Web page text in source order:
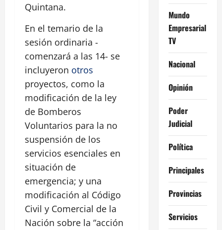
Quintana.
En el temario de la
sesión ordinaria -
comenzará a las 14- se
incluyeron otros
proyectos, como la
modificación de la ley
de Bomberos
Voluntarios para la no
suspensión de los
servicios esenciales en
situación de
emergencia; y una
modificación al Código
Civil y Comercial de la
Nación sobre la “acción
Mundo
Empresarial
TV
Nacional
Opinión
Poder
Judicial
Política
Principales
Provincias
Servicios